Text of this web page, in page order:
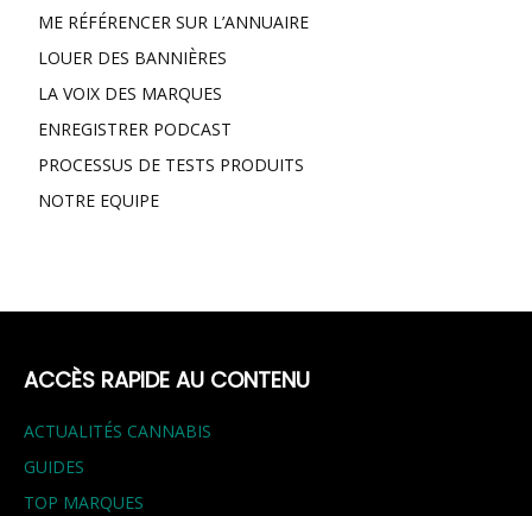
ME RÉFÉRENCER SUR L’ANNUAIRE
LOUER DES BANNIÈRES
LA VOIX DES MARQUES
ENREGISTRER PODCAST
PROCESSUS DE TESTS PRODUITS
NOTRE EQUIPE
ACCÈS RAPIDE AU CONTENU
ACTUALITÉS CANNABIS
GUIDES
TOP MARQUES